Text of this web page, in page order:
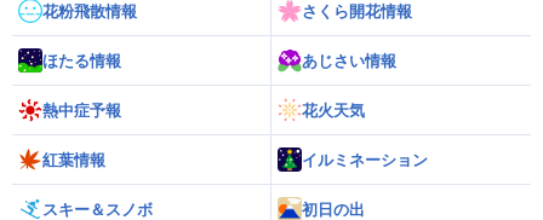
花粉飛散情報 さくら開花情報
ほたる情報 あじさい情報
熱中症予報 花火天気
紅葉情報 イルミネーション
スキー＆スノボ 初日の出